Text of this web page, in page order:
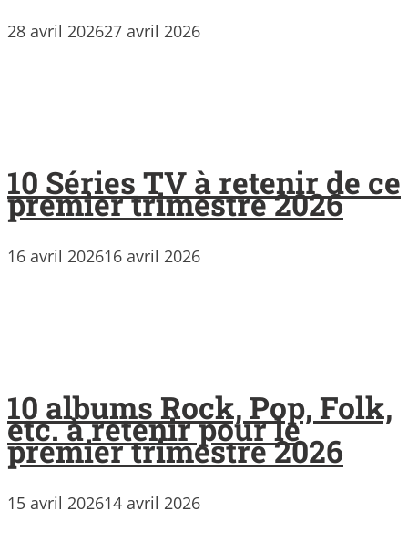
28 avril 202627 avril 2026
10 Séries TV à retenir de ce
premier trimestre 2026
16 avril 202616 avril 2026
10 albums Rock, Pop, Folk,
etc. à retenir pour le
premier trimestre 2026
15 avril 202614 avril 2026